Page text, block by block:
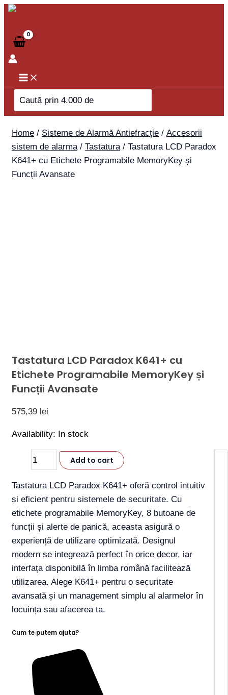
Skip
content
Search
for:
Home / Sisteme de Alarmă Antiefracție / Accesorii
sistem de alarma/ Tastatura/ Tastatura LCD Paradox
K641+ cu Etichete Programabile MemoryKey și
Funcții Avansate
Tastatura LCD Paradox K641+ cu
Etichete Programabile MemoryKey și
Funcții Avansate
575,39 lei
Availability: In stock
Tastatura
Paradox
K641+
cu
Etichete
Programabile
MemoryKey
și
Funcții
Avansate
quantity
Add to cart
Tastatura LCD Paradox K641+ oferă control intuitiv
și eficient pentru sistemele de securitate. Cu
etichete programabile MemoryKey, 8 butoane de
funcții și alerte de panică, aceasta asigură o
experiență de utilizare optimizată. Designul
modern se integrează perfect în orice decor, iar
interfața disponibilă în limba română facilitează
utilizarea. Alege K641+ pentru o securitate
avansată și un management simplu al alarmelor în
locuința sau afacerea ta.
Cum te putem ajuta?